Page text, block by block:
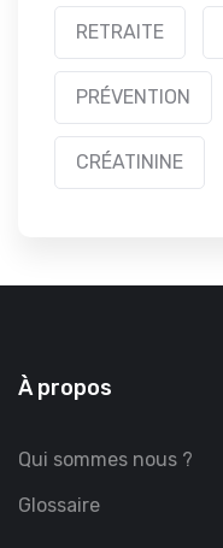
RETRAITE
PRÉVENTION
CRÉATININE
À propos
Qui sommes nous ?
Glossaire